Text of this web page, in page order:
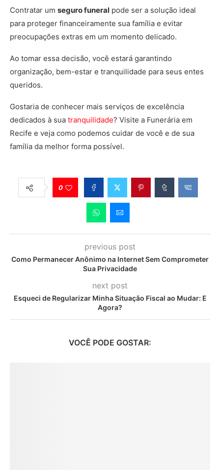
Contratar um seguro funeral pode ser a solução ideal
para proteger financeiramente sua família e evitar
preocupações extras em um momento delicado.
Ao tomar essa decisão, você estará garantindo
organização, bem-estar e tranquilidade para seus entes
queridos.
Gostaria de conhecer mais serviços de excelência
dedicados à sua tranquilidade? Visite a Funerária em
Recife e veja como podemos cuidar de você e de sua
família da melhor forma possível.
0
previous post
Como Permanecer Anônimo na Internet Sem Comprometer
Sua Privacidade
next post
Esqueci de Regularizar Minha Situação Fiscal ao Mudar: E
Agora?
VOCÊ PODE GOSTAR: